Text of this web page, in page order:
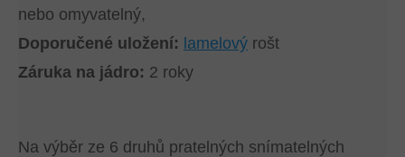
nebo omyvatelný,
Doporučené uložení: lamelový rošt
Záruka na jádro: 2 roky
Na výběr ze 6 druhů pratelných snímatelných